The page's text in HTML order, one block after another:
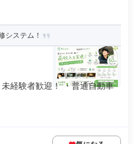
システム！
経験者歓迎！ ・普通自動車